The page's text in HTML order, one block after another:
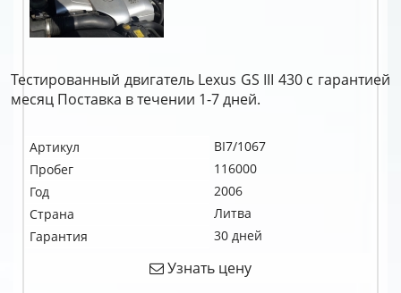
Тестированный двигатель Lexus GS III 430 c гарантией
месяц Поставка в течении 1-7 дней.
Артикул
BI7/1067
Пробег
116000
Год
2006
Страна
Литва
Гарантия
30 дней
Узнать цену